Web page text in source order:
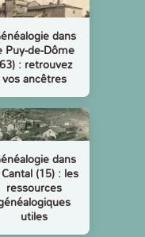
dans
Puy-de-Dôme
: retrouvez
vos ancêtres
dans
(15) : les
ressources
utiles